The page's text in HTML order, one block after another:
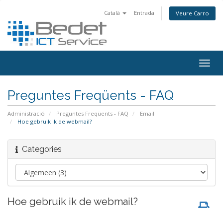
Català Entrada Veure Carro
Preguntes Freqüents - FAQ
Administració Preguntes Freqüents - FAQ
Email
Hoe gebruik ik de webmail?
Categories
Hoe gebruik ik de webmail?